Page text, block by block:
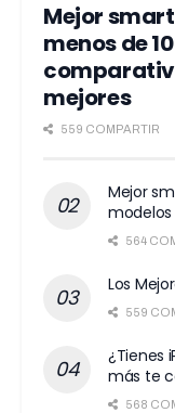
Mejor
menos de
mejores
559 COMPARTIR
Mejor
564
Los
559
¿Tienes
más te
568